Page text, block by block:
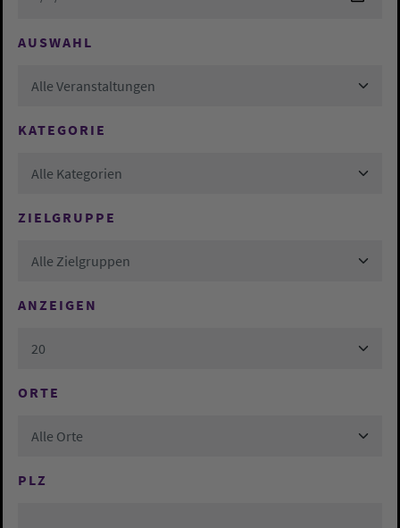
AUSWAHL
Alle Veranstaltungen
KATEGORIE
Alle Kategorien
ZIELGRUPPE
Alle Zielgruppen
ANZEIGEN
20
ORTE
Alle Orte
PLZ